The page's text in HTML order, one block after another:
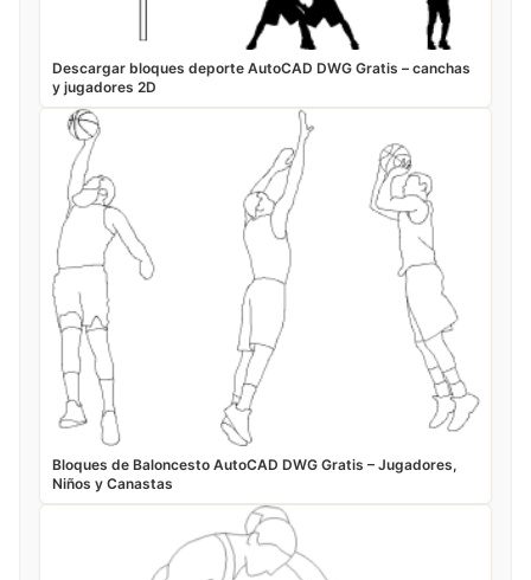
Descargar bloques deporte AutoCAD DWG Gratis – canchas
y jugadores 2D
Bloques de Baloncesto AutoCAD DWG Gratis – Jugadores,
Niños y Canastas